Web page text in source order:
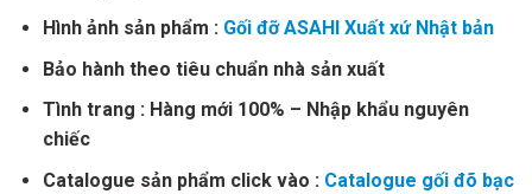
Hình ảnh sản phẩm : Gối đỡ ASAHI Xuất xứ Nhật bản
Bảo hành theo tiêu chuẩn nhà sản xuất
Tình trang : Hàng mới 100% – Nhập khẩu nguyên
chiếc
Catalogue sản phẩm click vào : Catalogue gối đõ bạc